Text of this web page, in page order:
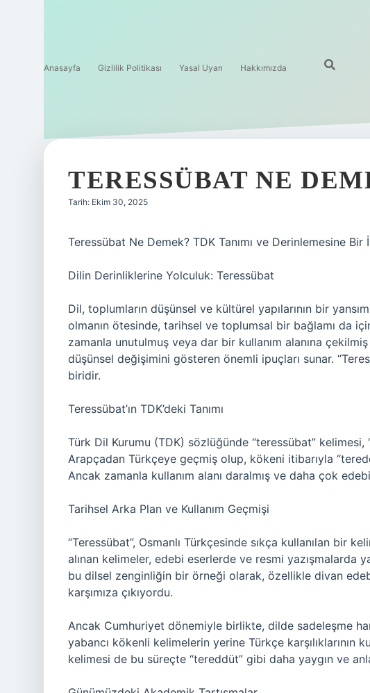
Anasayfa Gizlilik Politikası Yasal Uyarı Hakkımızda
TERESSÜBAT NE
Tarih: Ekim 30, 2025
Teressübat Ne Demek? TDK Tanımı ve Derinlemesine Bir
Dilin Derinliklerine Yolculuk: Teressübat
Dil, toplumların düşünsel ve kültürel yapılarının bir
olmanın ötesinde, tarihsel ve toplumsal bir bağlamı da
zamanla unutulmuş veya dar bir kullanım alanına
düşünsel değişimini gösteren önemli ipuçları sunar.
biridir.
Teressübat’ın TDK’deki Tanımı
Türk Dil Kurumu (TDK) sözlüğünde “teressübat” kelimesi,
Arapçadan Türkçeye geçmiş olup, kökeni itibarıyla
Ancak zamanla kullanım alanı daralmış ve daha çok
Tarihsel Arka Plan ve Kullanım Geçmişi
“Teressübat”, Osmanlı Türkçesinde sıkça kullanılan bir
alınan kelimeler, edebi eserlerde ve resmi yazışmalarda
bu dilsel zenginliğin bir örneği olarak, özellikle divan
karşımıza çıkıyordu.
Ancak Cumhuriyet dönemiyle birlikte, dilde sadeleşme
yabancı kökenli kelimelerin yerine Türkçe karşılıklarının
kelimesi de bu süreçte “tereddüt” gibi daha yaygın ve